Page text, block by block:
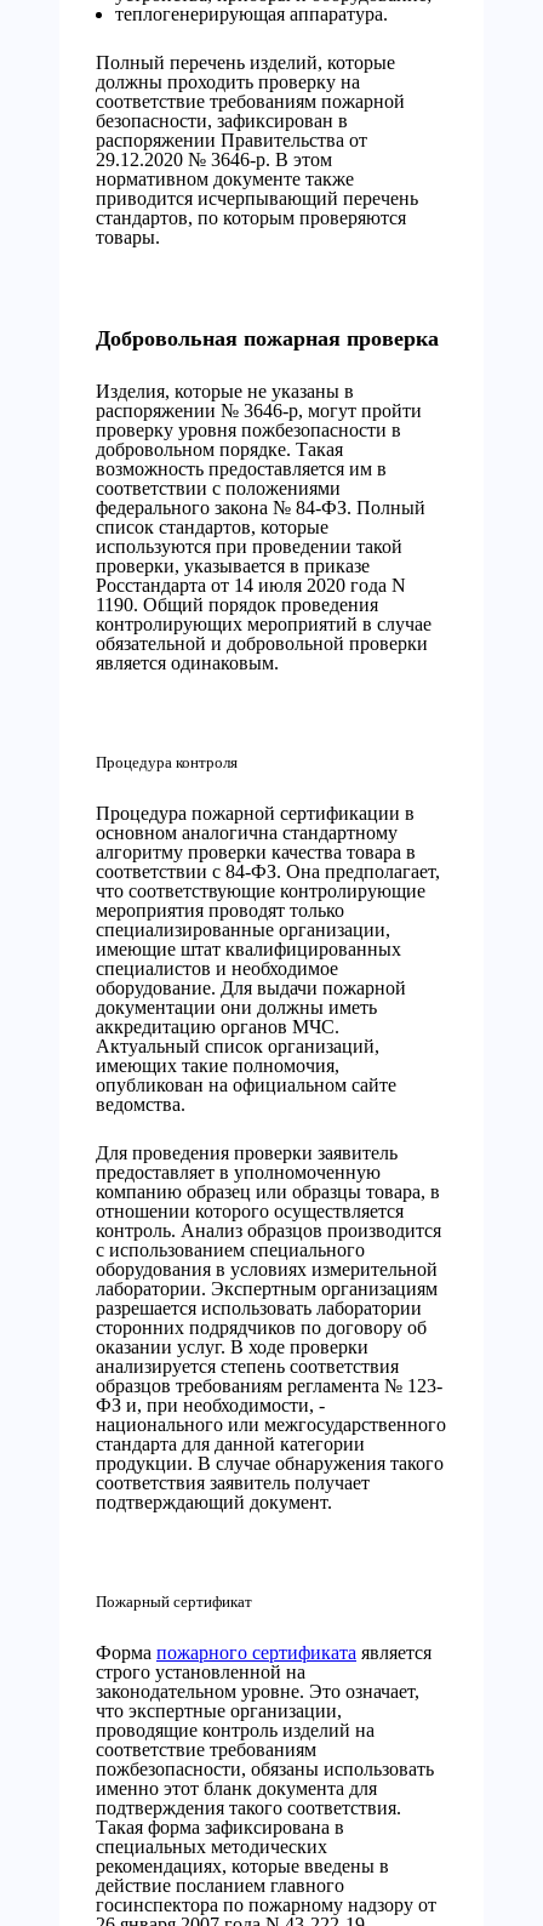
теплогенерирующая аппаратура.
Полный перечень изделий, которые
должны проходить проверку на
соответствие требованиям пожарной
безопасности, зафиксирован в
распоряжении Правительства от
29.12.2020 № 3646-р. В этом
нормативном документе также
приводится исчерпывающий перечень
стандартов, по которым проверяются
товары.
Добровольная пожарная проверка
Изделия, которые не указаны в
распоряжении № 3646-р, могут пройти
проверку уровня пожбезопасности в
добровольном порядке. Такая
возможность предоставляется им в
соответствии с положениями
федерального закона № 84-ФЗ. Полный
список стандартов, которые
используются при проведении такой
проверки, указывается в приказе
Росстандарта от 14 июля 2020 года N
1190. Общий порядок проведения
контролирующих мероприятий в случае
обязательной и добровольной проверки
является одинаковым.
Процедура контроля
Процедура пожарной сертификации в
основном аналогична стандартному
алгоритму проверки качества товара в
соответствии с 84-ФЗ. Она предполагает,
что соответствующие контролирующие
мероприятия проводят только
специализированные организации,
имеющие штат квалифицированных
специалистов и необходимое
оборудование. Для выдачи пожарной
документации они должны иметь
аккредитацию органов МЧС.
Актуальный список организаций,
имеющих такие полномочия,
опубликован на официальном сайте
ведомства.
Для проведения проверки заявитель
предоставляет в уполномоченную
компанию образец или образцы товара, в
отношении которого осуществляется
контроль. Анализ образцов производится
с использованием специального
оборудования в условиях измерительной
лаборатории. Экспертным организациям
разрешается использовать лаборатории
сторонних подрядчиков по договору об
оказании услуг. В ходе проверки
анализируется степень соответствия
образцов требованиям регламента № 123-
ФЗ и, при необходимости, -
национального или межгосударственного
стандарта для данной категории
продукции. В случае обнаружения такого
соответствия заявитель получает
подтверждающий документ.
Пожарный сертификат
Форма пожарного сертификата является
строго установленной на
законодательном уровне. Это означает,
что экспертные организации,
проводящие контроль изделий на
соответствие требованиям
пожбезопасности, обязаны использовать
именно этот бланк документа для
подтверждения такого соответствия.
Такая форма зафиксирована в
специальных методических
рекомендациях, которые введены в
действие посланием главного
госинспектора по пожарному надзору от